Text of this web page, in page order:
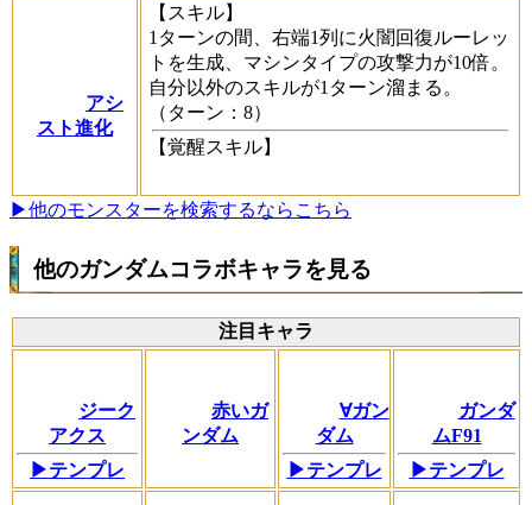
アシ
スト進化
【スキル】
1ターンの間、右端1列に火闇回復ルーレッ
トを生成、マシンタイプの攻撃力が10倍。
自分以外のスキルが1ターン溜まる。
（ターン：8）
【覚醒スキル】
▶他のモンスターを検索するならこちら
他のガンダムコラボキャラを見る
注目キャラ
ジーク
アクス
▶テンプレ
赤いガ
ンダム
∀ガン
ダム
▶テンプレ
ガンダ
ムF91
▶テンプレ